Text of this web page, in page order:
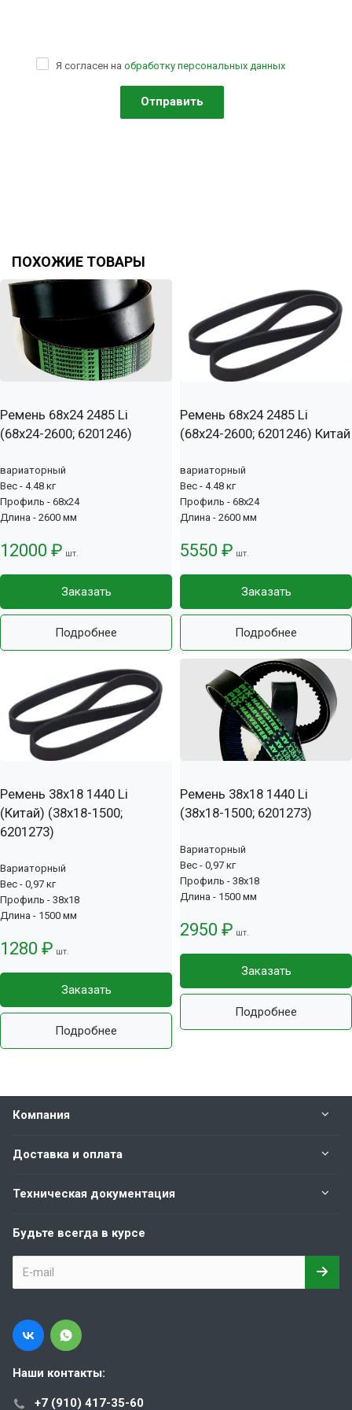
Я согласен на обработку персональных данных
ПОХОЖИЕ ТОВАРЫ
Ремень 68x24 2485 Li
(68x24-2600; 6201246)
вариаторный
Вес - 4.48 кг
Профиль - 68x24
Длина - 2600 мм
12000 ₽ шт.
Заказать
Подробнее
Ремень 68x24 2485 Li
(68x24-2600; 6201246) Китай
вариаторный
Вес - 4.48 кг
Профиль - 68x24
Длина - 2600 мм
5550 ₽ шт.
Заказать
Подробнее
Ремень 38x18 1440 Li
(Китай) (38х18-1500;
6201273)
Вариаторный
Вес - 0,97 кг
Профиль - 38x18
Длина - 1500 мм
1280 ₽ шт.
Заказать
Подробнее
Ремень 38x18 1440 Li
(38х18-1500; 6201273)
Вариаторный
Вес - 0,97 кг
Профиль - 38x18
Длина - 1500 мм
2950 ₽ шт.
Заказать
Подробнее
Компания
Доставка и оплата
Техническая документация
Будьте всегда в курсе
Наши контакты:
+7 (910) 417-35-60